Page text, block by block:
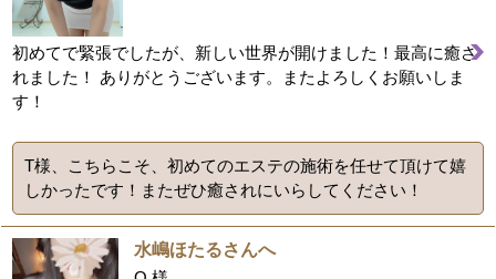
初めてで緊張でしたが、新しい世界が開けました！最高に癒さ
れました！ ありがとうございます。またよろしくお願いしま
す！
T様、こちらこそ、初めてのエステの施術を任せて頂けて嬉
しかったです！またぜひ癒されにいらしてください！
水嶋ほたるさんへ